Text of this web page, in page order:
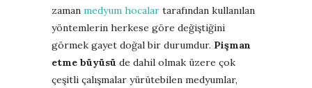
zaman medyum hocalar tarafından kullanılan
yöntemlerin herkese göre değiştiğini
görmek gayet doğal bir durumdur. Pişman
etme büyüsü de dahil olmak üzere çok
çeşitli çalışmalar yürütebilen medyumlar,